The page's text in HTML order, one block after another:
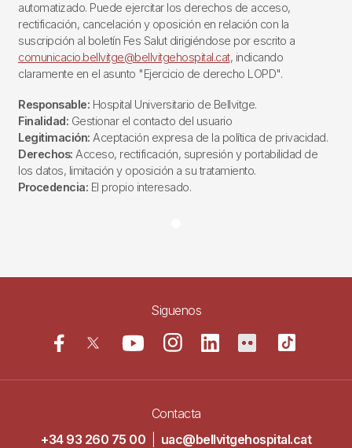
automatizado. Puede ejercitar los derechos de acceso,
rectificación, cancelación y oposición en relación con la
suscripción al boletín Fes Salut dirigiéndose por escrito a
comunicacio.bellvitge@bellvitgehospital.cat, indicando
claramente en el asunto "Ejercicio de derecho LOPD".
Responsable: Hospital Universitario de Bellvitge.
Finalidad: Gestionar el contacto del usuario
Legitimación: Aceptación expresa de la política de privacidad.
Derechos: Acceso, rectificación, supresión y portabilidad de
los datos, limitación y oposición a su tratamiento.
Procedencia: El propio interesado.
Siguenos
Contacta
+34 93 260 75 00
uac@bellvitgehospital.cat